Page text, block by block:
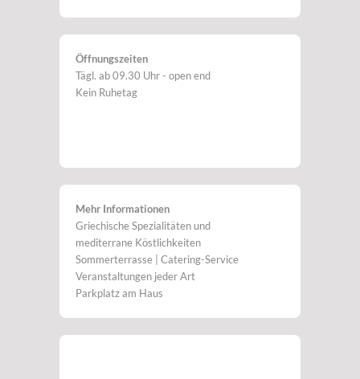
Öffnungszeiten
Tägl. ab 09.30 Uhr - open end
Kein Ruhetag
Mehr Informationen
Griechische Spezialitäten und
mediterrane Köstlichkeiten
Sommerterrasse | Catering-Service
Veranstaltungen jeder Art
Parkplatz am Haus